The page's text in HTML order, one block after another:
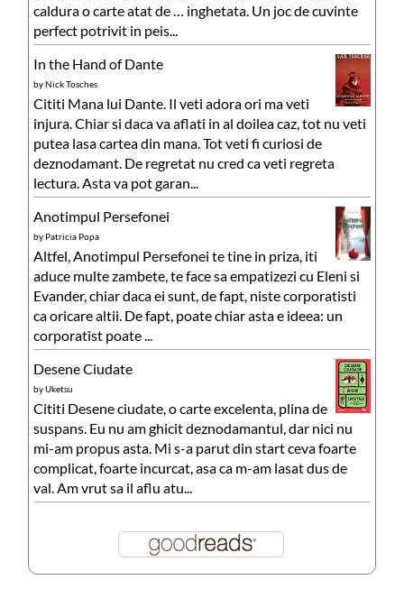
caldura o carte atat de … inghetata. Un joc de cuvinte
perfect potrivit in peis...
In the Hand of Dante
byNick Tosches
Cititi Mana lui Dante. Il veti adora ori ma veti
injura. Chiar si daca va aflati in al doilea caz, tot nu veti
putea lasa cartea din mana. Tot veti fi curiosi de
deznodamant. De regretat nu cred ca veti regreta
lectura. Asta va pot garan...
Anotimpul Persefonei
by Patricia Popa
Altfel, Anotimpul Persefonei te tine in priza, iti
aduce multe zambete, te face sa empatizezi cu Eleni si
Evander, chiar daca ei sunt, de fapt, niste corporatisti
ca oricare altii. De fapt, poate chiar asta e ideea: un
corporatist poate ...
Desene Ciudate
byUketsu
Cititi Desene ciudate, o carte excelenta, plina de
suspans. Eu nu am ghicit deznodamantul, dar nici nu
mi-am propus asta. Mi s-a parut din start ceva foarte
complicat, foarte incurcat, asa ca m-am lasat dus de
val. Am vrut sa il aflu atu...